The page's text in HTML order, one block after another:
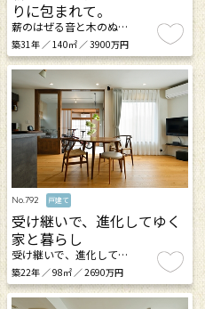
りに包まれて。
薪のはぜる音と木のぬ…
築31年 ／ 140㎡ ／ 3900万円
No.792 戸建て
受け継いで、進化してゆく
家と暮らし
受け継いで、進化して…
築22年 ／ 98㎡ ／ 2690万円